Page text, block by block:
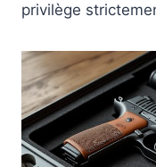
privilège